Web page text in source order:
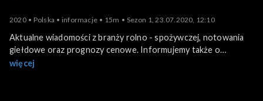
2020 Polska informacje 15m Sezon 1, 23.07.2020, 12:10
Aktualne wiadomości z branży rolno - spożywczej, notowania
giełdowe oraz prognozy cenowe. Informujemy także o
krajowych i zagranicznych wydarzeniach związanych z
więcej